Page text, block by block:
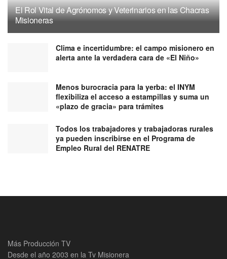
El Rol Vital de Agrónomos y Veterinarios en las Chacras
Misioneras
Clima e incertidumbre: el campo misionero en
alerta ante la verdadera cara de «El Niño»
Menos burocracia para la yerba: el INYM
flexibiliza el acceso a estampillas y suma un
«plazo de gracia» para trámites
Todos los trabajadores y trabajadoras rurales
ya pueden inscribirse en el Programa de
Empleo Rural del RENATRE
Más Producción TV
Desde el año 2003 en la Tv Misionera